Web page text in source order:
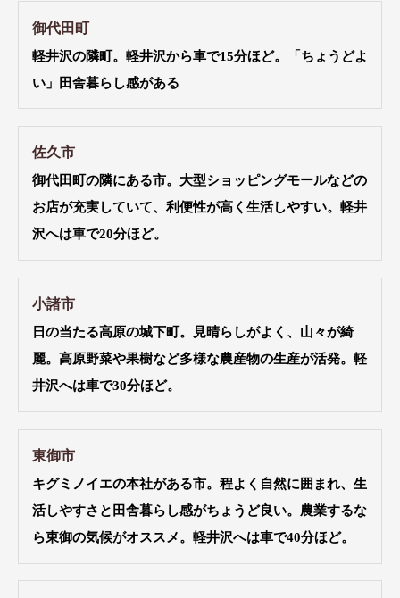
御代田町
軽井沢の隣町。軽井沢から車で15分ほど。「ちょうどよ
い」田舎暮らし感がある
佐久市
御代田町の隣にある市。大型ショッピングモールなどの
お店が充実していて、利便性が高く生活しやすい。軽井
沢へは車で20分ほど。
小諸市
日の当たる高原の城下町。見晴らしがよく、山々が綺
麗。高原野菜や果樹など多様な農産物の生産が活発。軽
井沢へは車で30分ほど。
東御市
キグミノイエの本社がある市。程よく自然に囲まれ、生
活しやすさと田舎暮らし感がちょうど良い。農業するな
ら東御の気候がオススメ。軽井沢へは車で40分ほど。